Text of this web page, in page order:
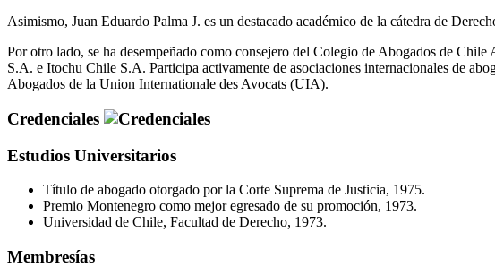
Asimismo, Juan Eduardo Palma J. es un destacado académico de la cátedra de
Por otro lado, se ha desempeñado como consejero del Colegio de Abogados de
S.A. e Itochu Chile S.A. Participa activamente de asociaciones internacionales de
Abogados de la Union Internationale des Avocats (UIA).
Credenciales
Estudios Universitarios
Título de abogado otorgado por la Corte Suprema de Justicia, 1975.
Premio Montenegro como mejor egresado de su promoción, 1973.
Universidad de Chile, Facultad de Derecho, 1973.
Membresías